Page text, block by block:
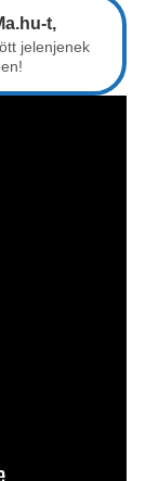
t,
jelenjenek